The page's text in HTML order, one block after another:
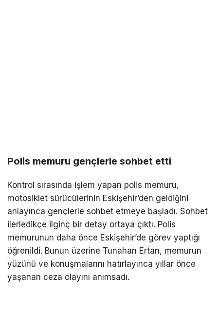
Polis memuru gençlerle sohbet etti
Kontrol sırasında işlem yapan polis memuru,
motosiklet sürücülerinin Eskişehir’den geldiğini
anlayınca gençlerle sohbet etmeye başladı. Sohbet
ilerledikçe ilginç bir detay ortaya çıktı. Polis
memurunun daha önce Eskişehir’de görev yaptığı
öğrenildi. Bunun üzerine Tunahan Ertan, memurun
yüzünü ve konuşmalarını hatırlayınca yıllar önce
yaşanan ceza olayını anımsadı.